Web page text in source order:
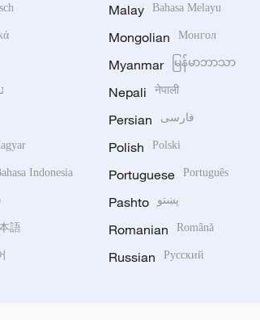
Indonesia
語
Malay Bahasa Melayu
Mongolian Монгол
Myanmar မြန်မာဘာသာ
Nepali नेपाली
Persian فارسی
Polish Polski
Portuguese Português
Pashto پښتو
Romanian Română
Russian Русский